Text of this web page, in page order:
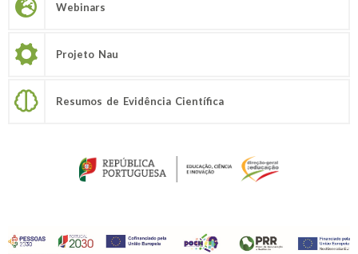
Webinars
Projeto Nau
Resumos de Evidência Científica